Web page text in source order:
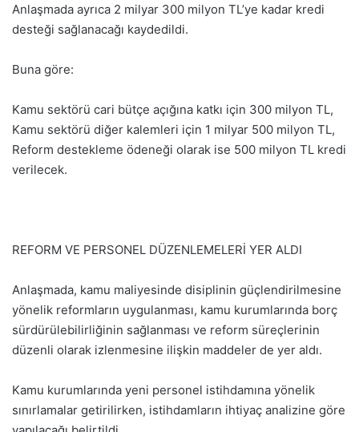
Anlaşmada ayrıca 2 milyar 300 milyon TL’ye kadar kredi
desteği sağlanacağı kaydedildi.
Buna göre:
Kamu sektörü cari bütçe açığına katkı için 300 milyon TL,
Kamu sektörü diğer kalemleri için 1 milyar 500 milyon TL,
Reform destekleme ödeneği olarak ise 500 milyon TL kredi
verilecek.
REFORM VE PERSONEL DÜZENLEMELERİ YER ALDI
Anlaşmada, kamu maliyesinde disiplinin güçlendirilmesine
yönelik reformların uygulanması, kamu kurumlarında borç
sürdürülebilirliğinin sağlanması ve reform süreçlerinin
düzenli olarak izlenmesine ilişkin maddeler de yer aldı.
Kamu kurumlarında yeni personel istihdamına yönelik
sınırlamalar getirilirken, istihdamların ihtiyaç analizine göre